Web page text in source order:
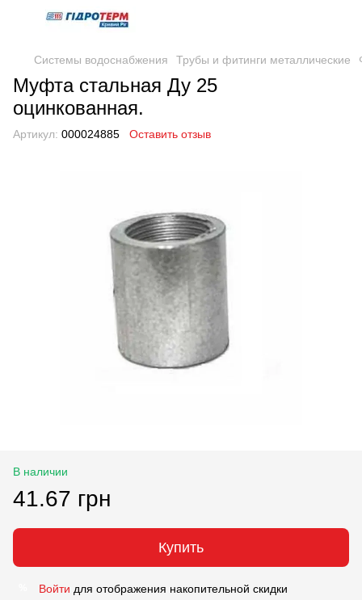
Системы водоснабжения Трубы и фитинги металлические
Муфта стальная Ду 25
оцинкованная.
Артикул: 000024885 Оставить отзыв
В наличии
41.67 грн
Купить
Войти для отображения накопительной скидки